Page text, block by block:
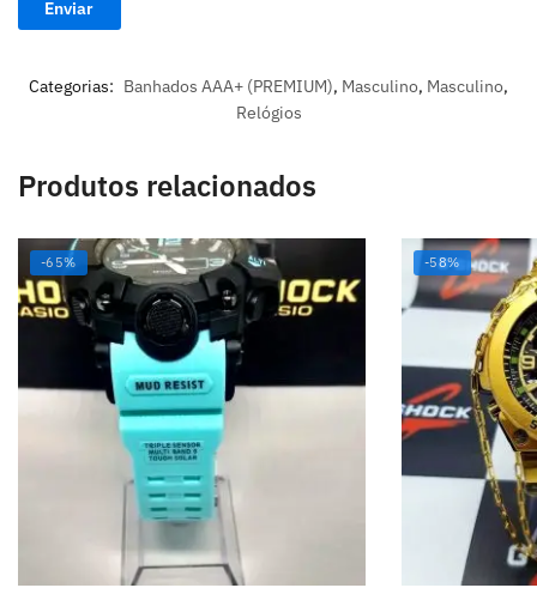
Categorias: Banhados AAA+ (PREMIUM), Masculino, Masculino,
Relógios
Produtos relacionados
-65% -58%